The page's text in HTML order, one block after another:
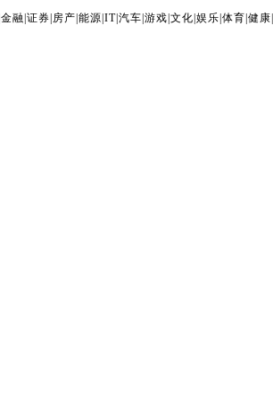
金融 证券 房产 能源 IT| 汽车 游戏 文化 娱乐 体育 健康